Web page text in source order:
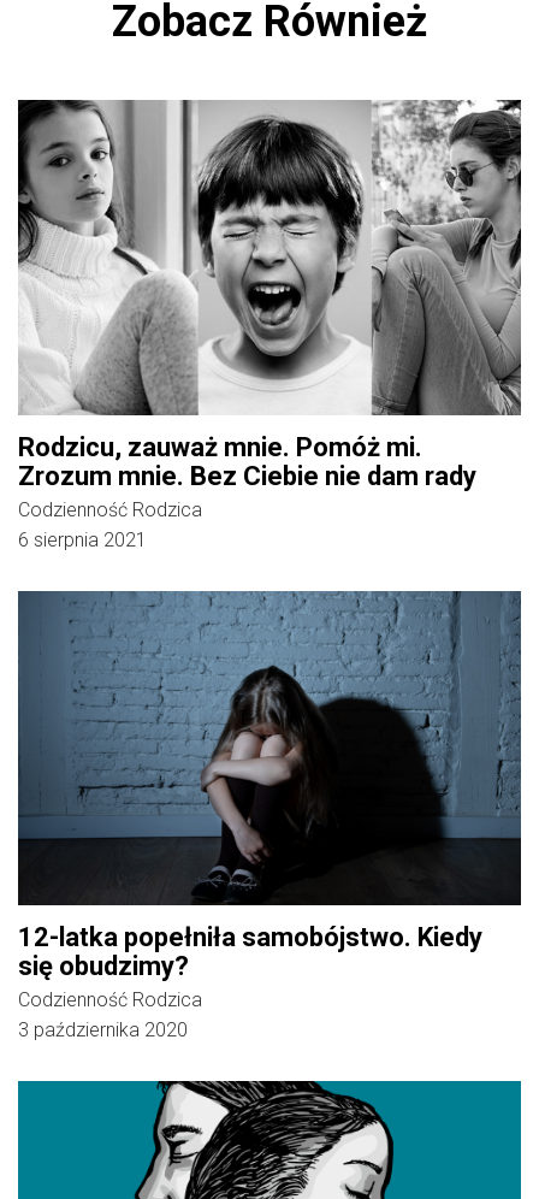
Zobacz Również
Rodzicu, zauważ mnie. Pomóż mi.
Zrozum mnie. Bez Ciebie nie dam rady
Codzienność Rodzica
6 sierpnia 2021
12-latka popełniła samobójstwo. Kiedy
się obudzimy?
Codzienność Rodzica
3 października 2020